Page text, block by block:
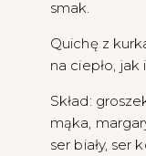
smak.
Quichę z
na ciepło, jak
Skład:
mąka,
ser biały, ser